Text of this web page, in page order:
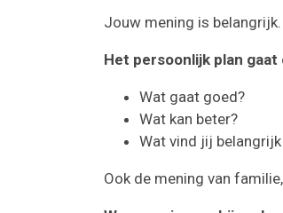
Jouw mening is belangrijk.
Het persoonlijk plan gaat
Wat gaat goed?
Wat kan beter?
Wat vind jij
Ook de mening van